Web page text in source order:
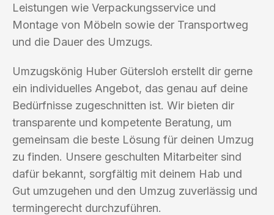
Leistungen wie Verpackungsservice und
Montage von Möbeln sowie der Transportweg
und die Dauer des Umzugs.
Umzugskönig Huber Gütersloh erstellt dir gerne
ein individuelles Angebot, das genau auf deine
Bedürfnisse zugeschnitten ist. Wir bieten dir
transparente und kompetente Beratung, um
gemeinsam die beste Lösung für deinen Umzug
zu finden. Unsere geschulten Mitarbeiter sind
dafür bekannt, sorgfältig mit deinem Hab und
Gut umzugehen und den Umzug zuverlässig und
termingerecht durchzuführen.